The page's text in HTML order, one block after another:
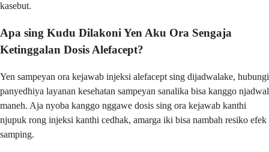
kasebut.
Apa sing Kudu Dilakoni Yen Aku Ora Sengaja
Ketinggalan Dosis Alefacept?
Yen sampeyan ora kejawab injeksi alefacept sing dijadwalake, hubungi
panyedhiya layanan kesehatan sampeyan sanalika bisa kanggo njadwal
maneh. Aja nyoba kanggo nggawe dosis sing ora kejawab kanthi
njupuk rong injeksi kanthi cedhak, amarga iki bisa nambah resiko efek
samping.